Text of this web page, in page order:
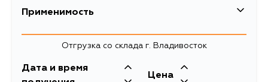
EAN-13
Длина упаковки, мм
Масса, кг 0.001
Применимость
Mercedes-Benz
Кузов Двигатель
Chevrolet
Отгрузка со склада г. Владивосток
Дата и время
Цена